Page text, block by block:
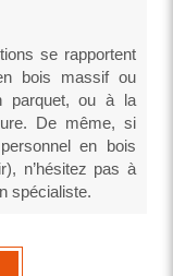
se rapportent
bois massif ou
parquet, ou à la
De même, si
en bois
n’hésitez pas à
spécialiste.